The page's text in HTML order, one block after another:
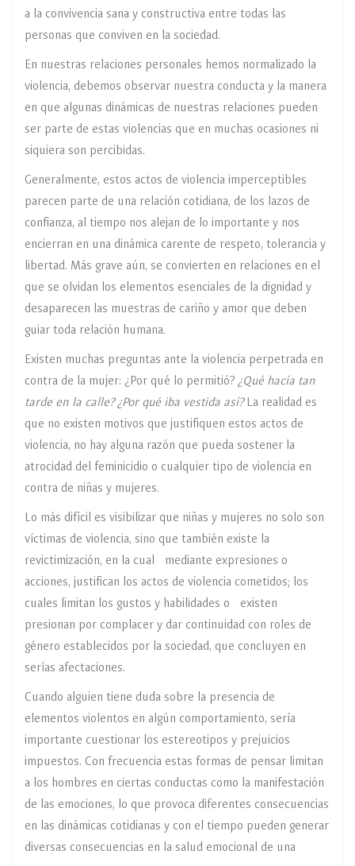
a la convivencia sana y constructiva entre todas las
personas que conviven en la sociedad.
En nuestras relaciones personales hemos normalizado la
violencia, debemos observar nuestra conducta y la manera
en que algunas dinámicas de nuestras relaciones pueden
ser parte de estas violencias que en muchas ocasiones ni
siquiera son percibidas.
Generalmente, estos actos de violencia imperceptibles
parecen parte de una relación cotidiana, de los lazos de
confianza, al tiempo nos alejan de lo importante y nos
encierran en una dinámica carente de respeto, tolerancia y
libertad. Más grave aún, se convierten en relaciones en el
que se olvidan los elementos esenciales de la dignidad y
desaparecen las muestras de cariño y amor que deben
guiar toda relación humana.
Existen muchas preguntas ante la violencia perpetrada en
contra de la mujer: ¿Por qué lo permitió? ¿Qué hacía tan
tarde en la calle? ¿Por qué iba vestida así?La realidad es
que no existen motivos que justifiquen estos actos de
violencia, no hay alguna razón que pueda sostener la
atrocidad del feminicidio o cualquier tipo de violencia en
contra de niñas y mujeres.
Lo más difícil es visibilizar que niñas y mujeres no solo son
víctimas de violencia, sino que también existe la
revictimización, en la cual mediante expresiones o
acciones, justifican los actos de violencia cometidos; los
cuales limitan los gustos y habilidades o existen
presionan por complacer y dar continuidad con roles de
género establecidos por la sociedad, que concluyen en
serías afectaciones.
Cuando alguien tiene duda sobre la presencia de
elementos violentos en algún comportamiento, sería
importante cuestionar los estereotipos y prejuicios
impuestos. Con frecuencia estas formas de pensar limitan
a los hombres en ciertas conductas como la manifestación
de las emociones, lo que provoca diferentes consecuencias
en las dinámicas cotidianas y con el tiempo pueden generar
diversas consecuencias en la salud emocional de una